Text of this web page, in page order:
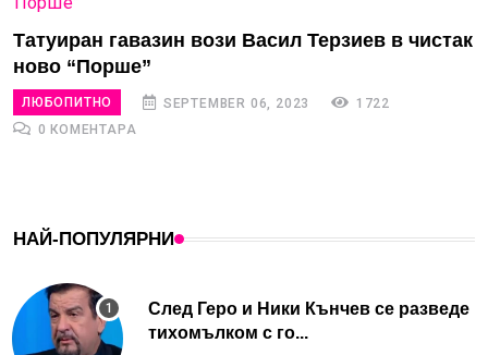
Татуиран гавазин вози Васил Терзиев в чистак
ново “Порше”
ЛЮБОПИТНО SEPTEMBER 06, 2023
1722
0 КОМЕНТАРА
НАЙ-ПОПУЛЯРНИ
След Геро и Ники Кънчев се разведе
тихомълком с го...